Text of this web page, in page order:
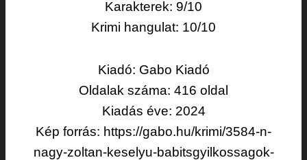
Karakterek: 9/10
Krimi hangulat: 10/10
Kiadó: Gabo Kiadó
Oldalak száma: 416 oldal
Kiadás éve: 2024
Kép forrás: https://gabo.hu/krimi/3584-n-
nagy-zoltan-keselyu-babitsgyilkossagok-